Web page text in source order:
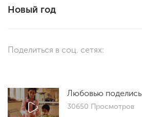
Новый год
Поделиться в соц. сетях:
Любовью поделись
30650 Просмотров